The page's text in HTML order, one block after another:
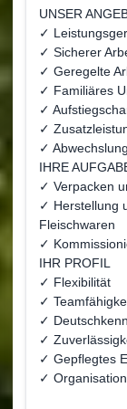
UNSER
✓
✓ Sicherer
✓ Geregelte
✓ Familiäres
✓
✓
✓
IHRE
✓ Verpacken
✓ Herstellung
Fleischwaren
✓
IHR PROFIL
✓ Flexibilität
✓
✓
✓
✓ Gepflegtes
✓